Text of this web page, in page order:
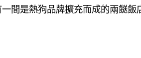
間是熱狗品牌擴充而成的兩餸飯